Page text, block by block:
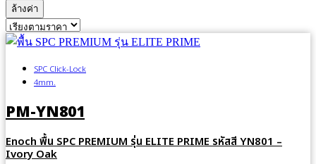
ล้างค่า
SPC Click-Lock
4mm.
PM-YN801
Enoch พื้น SPC PREMIUM รุ่น ELITE PRIME รหัสสี YN801 –
Ivory Oak